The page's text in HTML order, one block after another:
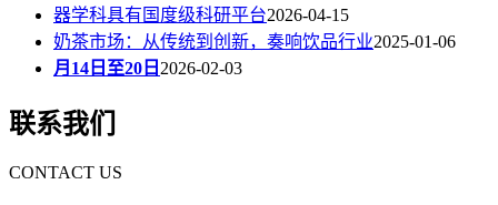
器学科具有国度级科研平台2026-04-15
奶茶市场：从传统到创新，奏响饮品行业2025-01-06
月14日至20日 2026-02-03
联系我们
CONTACT US